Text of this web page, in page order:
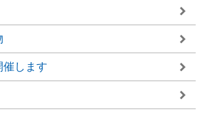
催します